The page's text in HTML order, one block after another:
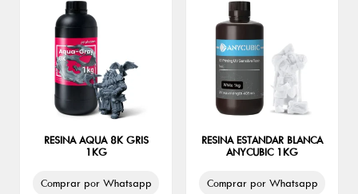
RESINA AQUA 8K GRIS
1KG
Comprar por Whatsapp
RESINA ESTANDAR BLANCA
ANYCUBIC 1KG
Comprar por Whatsapp